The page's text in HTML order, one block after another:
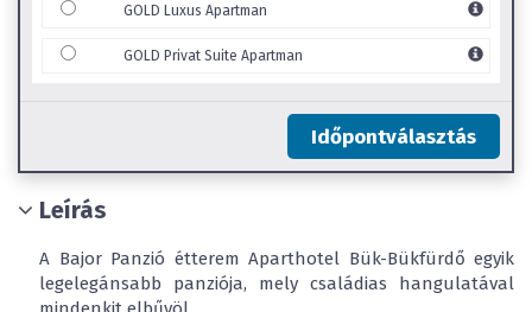
GOLD Luxus Apartman
GOLD Privat Suite Apartman
Időpontválasztás
Leírás
A Bajor Panzió étterem Aparthotel Bük-Bükfürdő egyik
legelegánsabb panziója, mely családias hangulatával